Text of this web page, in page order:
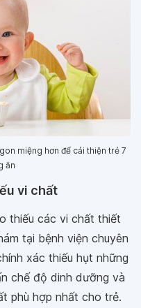
miệng hơn để cải thiện trẻ 7
ăn
vi chất
thiếu các vi chất thiết
tại bệnh viện chuyên
xác thiếu hụt những
chế độ dinh dưỡng và
phù hợp nhất cho trẻ.